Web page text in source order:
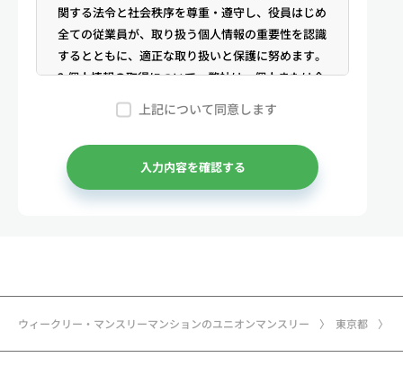
ウィークリー・マンスリーマンションのユニオンマンスリー 東京都
関する法令と社会秩序を尊重・遵守し、役員はじめ
全ての従業員が、取り扱う個人情報の重要性を認識
するとともに、適正な取り扱いと保護に努めます。
2.個人情報の取得について 弊社は、個人または企
業からの電話・メール等のお問合せや公開情報（登
記簿謄本、電話帳、インターネット掲載情報等）な
どから適法かつ公正な手段により個人情報を取得い
たします。
3.弊社が保有する個人情報 （1）マンスリー物件
メールアドレス、アカウントのIDおよびパスワー
等 ③決済に関する情報 クレジットカードに関す
上記について同意します
入力内容を確認する